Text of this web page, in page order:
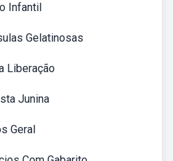
Infantil
Gelatinosas
Liberação
Junina
Geral